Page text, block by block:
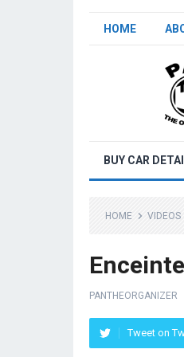
HOME
BUY CAR
HOME VIDEOS
PANTHEORGANIZER
Tweet on